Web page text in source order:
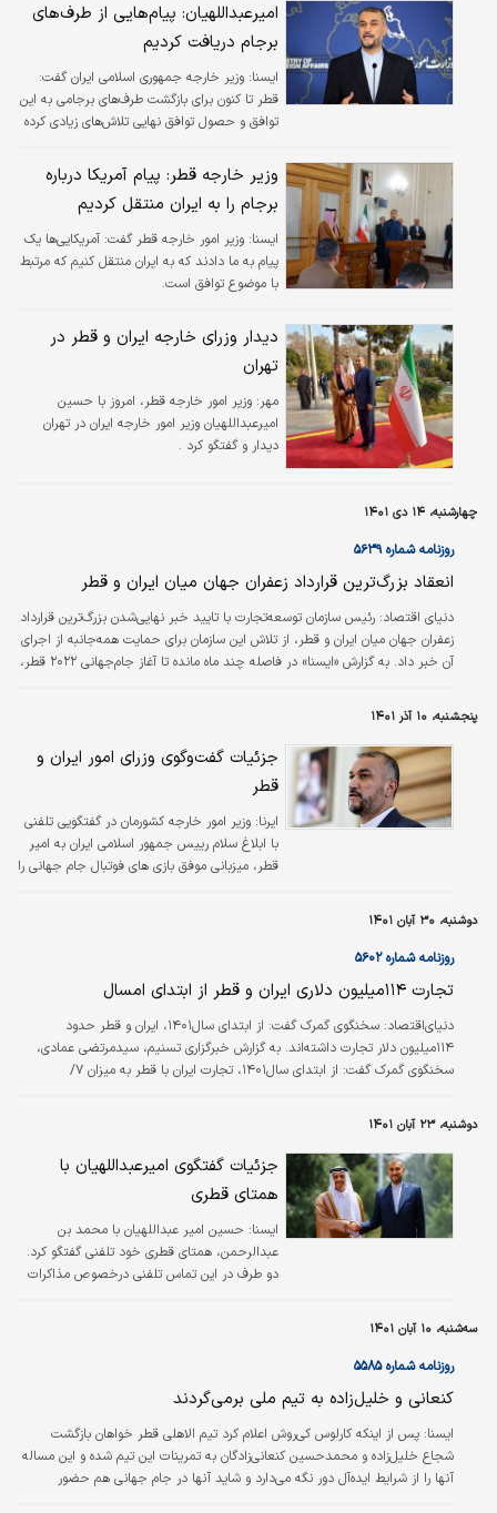
امیرعبداللهیان: پیام‌هایی از طرف‌های
برجام دریافت کردیم
ايسنا: وزیر خارجه جمهوری اسلامی ایران گفت:
قطر تا کنون برای بازگشت طرف‌های برجامی به این
توافق و حصول توافق نهایی تلاش‌های زیادی کرده
مذاکرات از طریق وزیر خارجه قطر دریافت کردیم.
وزیر خارجه قطر: پیام آمریکا درباره
برجام را به ایران منتقل کردیم
ايسنا: وزیر امور خارجه قطر گفت: آمریکایی‌ها یک
پیام به ما دادند که به ایران منتقل کنیم که مرتبط
با موضوع توافق است.
دیدار وزرای خارجه ایران و قطر در
تهران
مهر: وزیر امور خارجه قطر، امروز با حسین
امیرعبداللهیان وزیر امور خارجه ایران در تهران
دیدار و گفتگو کرد .
چهارشنبه، ۱۴ دی ۱۴۰۱
روزنامه شماره ۵۶۳۹
انعقاد بزرگ‌ترین قرارداد زعفران جهان میان ایران و قطر
دنیای اقتصاد: رئیس سازمان توسعه‌تجارت با تایید خبر نهایی‌شدن بزرگ‌ترین قرارداد
زعفران جهان میان ایران و قطر، از تلاش این سازمان برای حمایت همه‌جانبه از اجرای
آن خبر داد. به گزارش «ایسنا» در فاصله چند ماه مانده تا آغاز جام‌جهانی ۲۰۲۲ قطر،
دارایی قطر و جمعی از شخصیت‌های سیاسی و اقتصادی دو کشور، میان یکی از
برندهای شاخص زعفران ایران و یکی از بزرگ‌ترین و…
پنجشنبه، ۱۰ آذر ۱۴۰۱
جزئیات گفت‌وگوی وزرای امور ایران و
قطر
ایرنا: وزیر امور خارجه کشورمان در گفتگویی تلفنی
با ابلاغ سلام رییس جمهور اسلامی ایران به امیر
قطر، میزبانی موفق بازی های فوتبال جام جهانی را
دوشنبه، ۳۰ آبان ۱۴۰۱
روزنامه شماره ۵۶۰۲
تجارت ۱۱۴‌میلیون دلاری ایران و قطر از ابتدای امسال
دنیای‌اقتصاد: سخنگوی گمرک گفت: از ابتدای سال‌۱۴۰۱، ایران و قطر حدود
۱۱۴‌میلیون دلار تجارت داشته‌اند. به گزارش خبر‌گزاری تسنیم، سید‌مرتضی عمادی،
سخنگوی گمرک گفت: از ابتدای سال‌۱۴۰۱، تجارت ایران با قطر به میزان ۷/
به واردات اختصاص داشت. عمادی افزود: در سه‌ماهه اخیر…
دوشنبه، ۲۳ آبان ۱۴۰۱
جزئیات گفتگوی امیرعبداللهیان با
همتای قطری
ايسنا: حسین امیر عبداللهیان با محمد بن
عبدالرحمن، همتای قطری خود تلفنی گفتگو کرد.
دو طرف در این تماس تلفنی درخصوص مذاکرات
سه‌شنبه، ۱۰ آبان ۱۴۰۱
روزنامه شماره ۵۵۸۵
کنعانی و خلیل‌زاده به تیم ملی برمی‌گردند
ايسنا: پس از اینکه کارلوس کی‌روش اعلام کرد تیم الاهلی قطر خواهان بازگشت
شجاع خلیل‌زاده و محمدحسین کنعانی‌زادگان به تمرینات این تیم شده و این مساله
آنها را از شرایط ایده‌آل دور نگه می‌دارد و شاید آنها در جام جهانی هم حضور